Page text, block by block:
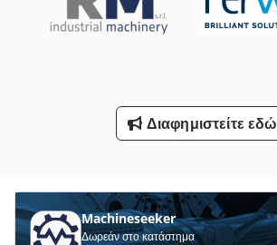
Σύντομη Γραμμή Φόρτωσης
Τοποθετήστε Το ΜηχάνημαΔιαφημιστείτε εδώ
Machineseeker
Δωρεάν στο κατάστημα